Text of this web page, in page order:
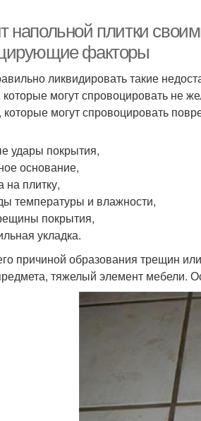
напольной плитки
факторы
ликвидировать такие
могут спровоцировать не
могут спровоцировать
удары покрытия,
основание,
на плитку,
температуры и влажности,
покрытия,
укладка.
причиной образования трещин
тяжелый элемент мебели.